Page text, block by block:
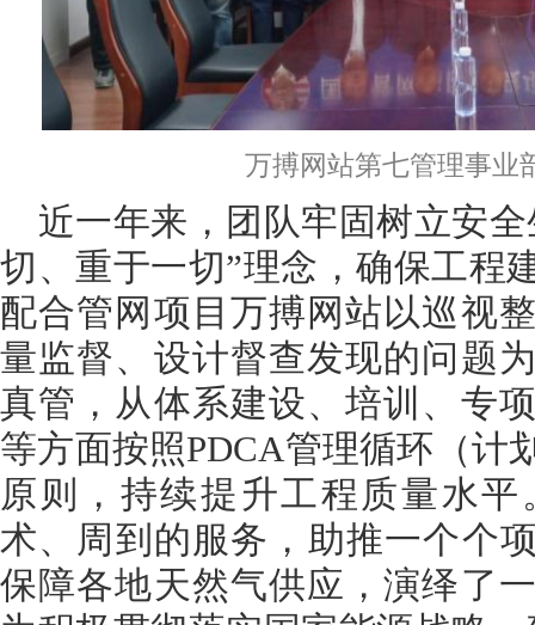
万搏网站第七管理事业
近一年来，团队牢固树立安
切、重于一切”理念，确保工程
配合管网项目万搏网站以巡视
量监督、设计督查发现的问题
真管，从体系建设、培训、专
等方面按照PDCA管理循环（计
原则，持续提升工程质量水
术、周到的服务，助推一个个
保障各地天然气供应，演绎了